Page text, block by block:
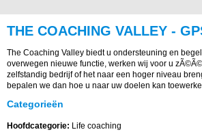
THE COACHING VALLEY -
The Coaching Valley biedt u ondersteuning en
overwegen nieuwe functie, werken wij voor u
zelfstandig bedrijf of het naar een hoger niveau
bepalen we dan hoe u naar uw doelen kan
Categorieën
Hoofdcategorie: Life coaching